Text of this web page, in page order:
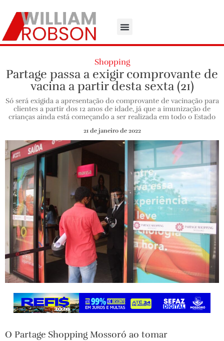
Shopping
Partage passa a exigir comprovante de
vacina a partir desta sexta (21)
Só será exigida a apresentação do comprovante de vacinação para
clientes a partir dos 12 anos de idade, já que a imunização de
crianças ainda está começando a ser realizada em todo o Estado
21 de janeiro de 2022
O Partage Shopping Mossoró ao tomar